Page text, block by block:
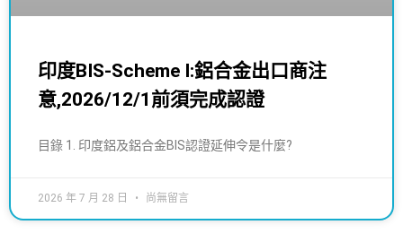
印度BIS-Scheme I:鋁合金出口商注
意,2026/12/1前須完成認證
目錄 1. 印度鋁及鋁合金BIS認證延伸令是什麼?
2026 年 7 月 28 日 尚無留言